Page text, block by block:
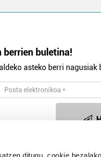
berrien buletina!
asteko berri nagusiak